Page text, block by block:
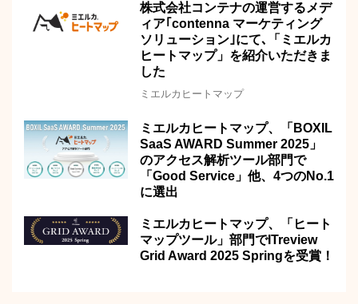
株式会社コンテナの運営するメデ
ィア｢contenna マーケティング
ソリューション｣にて､「ミエルカ
ヒートマップ」を紹介いただきま
した
ミエルカヒートマップ
ミエルカヒートマップ、「BOXIL
SaaS AWARD Summer 2025」
のアクセス解析ツール部門で
「Good Service」他、4つのNo.1
に選出
ミエルカヒートマップ、「ヒート
マップツール」部門でITreview
Grid Award 2025 Springを受賞！